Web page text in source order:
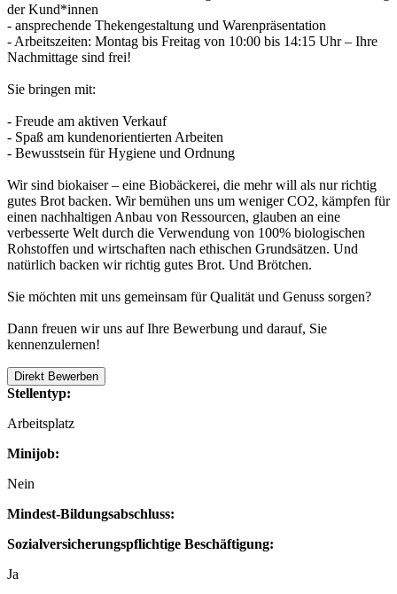
der Kund*innen
- ansprechende Thekengestaltung und Warenpräsentation
- Arbeitszeiten: Montag bis Freitag von 10:00 bis 14:15 Uhr – Ihre
Nachmittage sind frei!
Sie bringen mit:
- Freude am aktiven Verkauf
- Spaß am kundenorientierten Arbeiten
- Bewusstsein für Hygiene und Ordnung
Wir sind biokaiser – eine Biobäckerei, die mehr will als nur richtig
gutes Brot backen. Wir bemühen uns um weniger CO2, kämpfen für
einen nachhaltigen Anbau von Ressourcen, glauben an eine
verbesserte Welt durch die Verwendung von 100% biologischen
Rohstoffen und wirtschaften nach ethischen Grundsätzen. Und
natürlich backen wir richtig gutes Brot. Und Brötchen.
Sie möchten mit uns gemeinsam für Qualität und Genuss sorgen?
Dann freuen wir uns auf Ihre Bewerbung und darauf, Sie
kennenzulernen!
Direkt Bewerben
Stellentyp:
Arbeitsplatz
Minijob:
Nein
Mindest-Bildungsabschluss:
Sozialversicherungspflichtige Beschäftigung:
Ja